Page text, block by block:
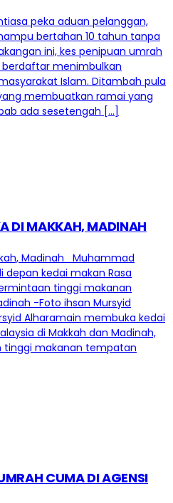
peka aduan pelanggan,
bertahan 10 tahun tanpa
ini, kes penipuan umrah
menimbulkan
Islam. Ditambah pula
membuatkan ramai yang
ada sesetengah […]
DI MAKKAH, MADINAH
Madinah Muhammad
depan kedai makan Rasa
tinggi makanan
-Foto ihsan Mursyid
Alharamain membuka kedai
di Makkah dan Madinah,
makanan tempatan
CUMA DI AGENSI